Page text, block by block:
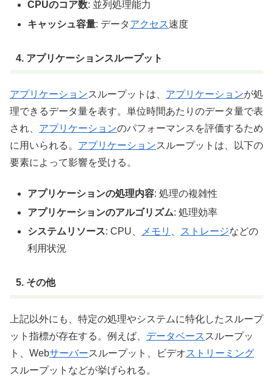
CPUのコア数: 並列処理能力
キャッシュ容量: データアクセス速度
4. アプリケーションスループット
アプリケーションスループットは、 アプリケーションが処
理できるデータ量を表す。単位時間あたりのデータ量で表
され、 アプリケーションのパフォーマンスを評価するため
に用いられる。 アプリケーションスループットは、以下の
要素によって影響を受ける。
アプリケーションの処理内容: 処理の複雑性
アプリケーションのアルゴリズム: 処理効率
システムリソース: CPU、 メモリ ストレージなどの
利用状況
5. その他
上記以外にも、特定の処理やシステムに特化したスループ
ット指標が存在する。例えば、 データベース スループッ
ト、Webサーバースループット、ビデオストリーミング
スループットなどが挙げられる。